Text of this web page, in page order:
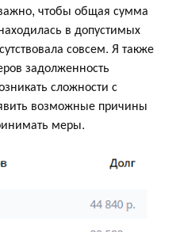
чтобы общая сумма
в допустимых
совсем. Я также
задолженность
сложности с
возможные причины
меры.